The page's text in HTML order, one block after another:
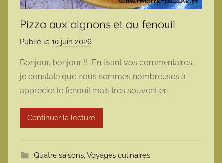
Pizza aux oignons et au fenouil
Publié le 10 juin 2026
r
m
a
r
m
t
Bonjour, bonjour !! En lisant vos commentaires,
je constate que nous sommes nombreuses à
apprécier le fenouil mais très souvent en
Continuer la lecture
Quatre saisons,Voyages culinaires